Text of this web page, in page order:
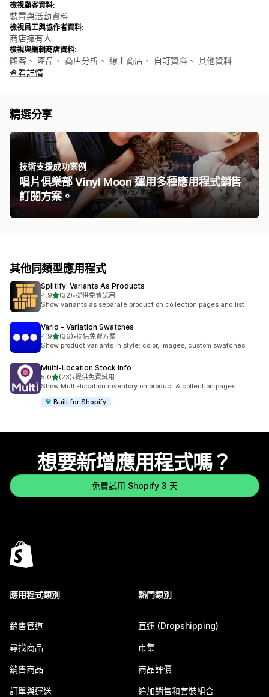
檢視顧客資料:
裝置與活動資料
檢視員工與協作者資料:
商店擁有人
檢視與編輯商店資料:
顧客、 產品、 商店分析、 線上商店、 自訂資料、 其他資料
查看詳情
精選分享
技術支援成功案例
唱片俱樂部 Vinyl Moon 運用多種應用程式銷售
訂閱方案。
其他同類型應用程式
Splitify: Variants As Products
4.9滿分 5 顆星
(32)
共有 32 則評價
•提供免費試用
Show variants as separate product on collection pages and list
Vario ‑ Variation Swatches
4.9滿分 5 顆星
(36)
共有 36 則評價
•提供免費方案
Show product variants in style: color, images, custom swatches
Multi‑Location Stock info
5.0滿分 5 顆星
(23)
共有 23 則評價
•提供免費試用
Show Multi-location inventory on product & collection pages
Built for Shopify
想要新增應用程式嗎？
免費試用 Shopify 3 天
應用程式類別
銷售管道
尋找商品
銷售商品
訂單與運送
熱門類別
直運 (Dropshipping)
市集
商品評價
追加銷售和套裝組合